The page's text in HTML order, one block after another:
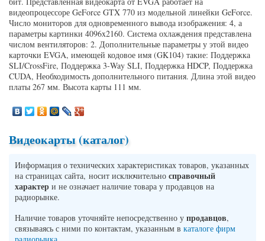
видеопроцессоре GeForce GTX 770 из модельной линейки GeForce.
Число мониторов для одновременного вывода изображения: 4, а
параметры картинки 4096x2160. Система охлаждения представлена
числом вентиляторов: 2. Дополнительные параметры у этой видео
карточки EVGA, имеющей кодовое имя (GK104) такие: Поддержка
SLI/CrossFire, Поддержка 3-Way SLI, Поддержка HDCP, Поддержка
CUDA, Необходимость дополнительного питания. Длина этой видео
платы 267 мм. Высота карты 111 мм.
Видеокарты (каталог)
Информация о технических характеристиках товаров, указанных
на страницах сайта, носит исключительно справочный
характер и не означает наличие товара у продавцов на
радиорынке.
Наличие товаров уточняйте непосредственно у продавцов,
связываясь с ними по контактам, указанным в каталоге фирм